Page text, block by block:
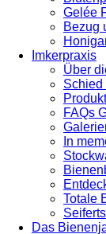
Gelée
Bezug
Imkerpraxis
Über
Schied
FAQs
In
Totale
Das